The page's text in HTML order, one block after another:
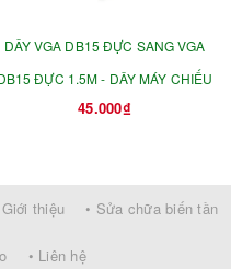
DÂY VGA DB15 ĐỰC SANG VGA
ĐỰC 1.5M - DÂY MÁY CHIẾU
45.000₫
Giới thiệu • Sửa chữa biến tần
• Liên hệ